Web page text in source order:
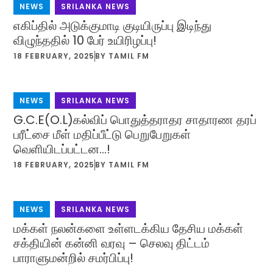
NEWS SRILANKA NEWS
எகிப்தில் அடுக்குமாடி குடியிருப்பு இடிந்து
விழுந்ததில் 10 பேர் உயிரிழப்பு!
18 FEBRUARY, 2025 BY TAMIL FM
NEWS SRILANKA NEWS
G.C.E(O.L)கல்விப் பொதுத்தராதர சாதாரண தரப்
பரீட்சை மீள் மதிப்பீட்டு பெறுபேறுகள்
வெளியிடப்பட்டன…!
18 FEBRUARY, 2025 BY TAMIL FM
NEWS SRILANKA NEWS
மக்கள் நலன்களை உள்ளடக்கிய தேசிய மக்கள்
சக்தியின் கன்னி வரவு – செலவு திட்டம்
பாராளுமன்றில் சமர்பிப்பு!